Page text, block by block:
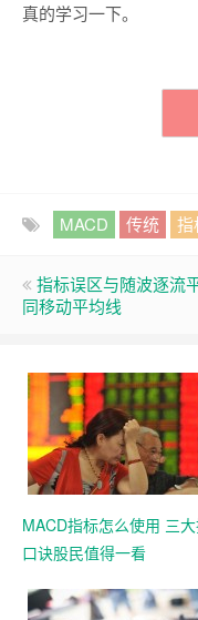
真的学习一下。
MACD 传统 指
指标误区与随波逐流
同移动平均线
MACD指标怎么使用 三
口诀股民值得一看